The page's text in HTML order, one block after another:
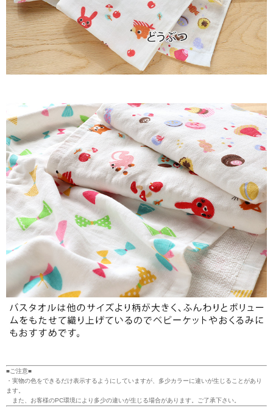
■ご注意■
・実物の色をできるだけ表示するようにしていますが、多少カラーに違いが生じることがあり
ます。
また、お客様のPC環境により多少の違いが生じる場合があります。ご了承下さい。